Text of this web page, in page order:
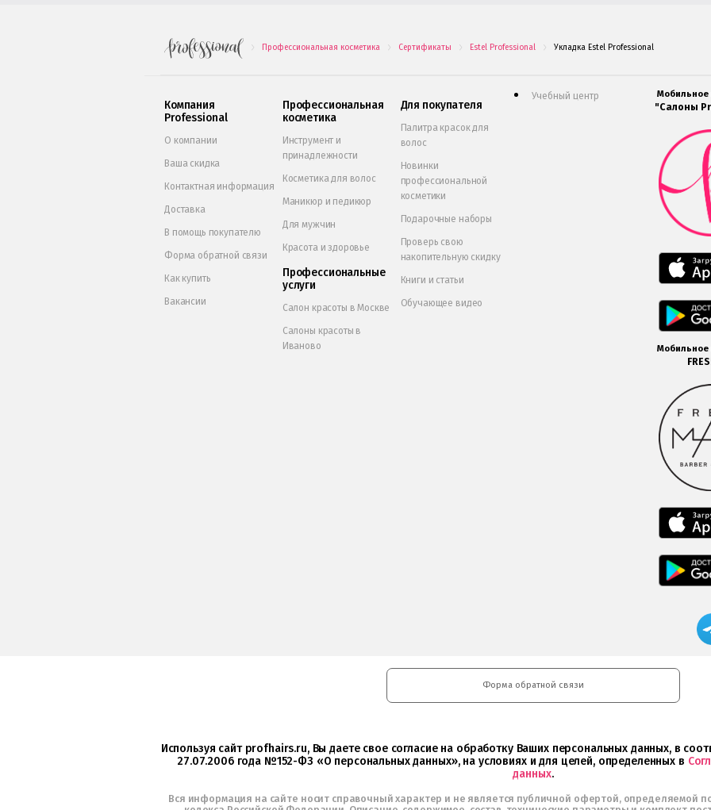
. Профессиональная косметика . Сертификаты . Estel Professional . Укладка Estel Professional
Компания
Professional
О компании
Ваша скидка
Контактная информация
Доставка
В помощь покупателю
Форма обратной связи
Как купить
Вакансии
Профессиональная
косметика
Инструмент и
принадлежности
Косметика для волос
Маникюр и педикюр
Для мужчин
Красота и здоровье
Профессиональные
услуги
Салон красоты в Москве
Салоны красоты в
Иваново
Для покупателя
Палитра красок для
волос
Новинки
профессиональной
косметики
Подарочные наборы
Проверь свою
накопительную скидку
Книги и статьи
Обучающее видео
Учебный центр Мобильное
"Салоны
Мобильное
Форма обратной связи
Используя сайт profhairs.ru, Вы даете свое согласие на обработку Ваших персональных данных, в
27.07.2006 года №152-ФЗ «О персональных данных», на условиях и для целей, определенных в
данных.
Вся информация на сайте носит справочный характер и не является публичной офертой, определяемой